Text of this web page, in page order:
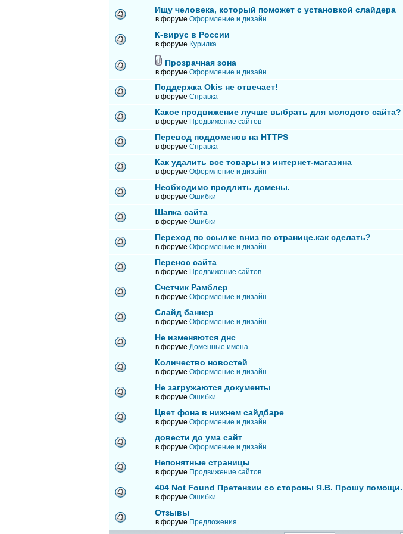
Ищу человека, который поможет с установкой слайдера
в форуме Оформление и дизайн
К-вирус в России
в форуме Курилка
Прозрачная зона
в форуме Оформление и дизайн
Поддержка Okis не отвечает!
в форуме Справка
Какое продвижение лучше выбрать для молодого сайта?
в форуме Продвижение сайтов
Перевод поддоменов на HTTPS
в форуме Справка
Как удалить все товары из интернет-магазина
в форуме Оформление и дизайн
Необходимо продлить домены.
в форуме Ошибки
Шапка сайта
в форуме Ошибки
Переход по ссылке вниз по странице.как сделать?
в форуме Оформление и дизайн
Перенос сайта
в форуме Продвижение сайтов
Счетчик Рамблер
в форуме Оформление и дизайн
Слайд баннер
в форуме Оформление и дизайн
Не изменяются днс
в форуме Доменные имена
Количество новостей
в форуме Оформление и дизайн
Не загружаются документы
в форуме Ошибки
Цвет фона в нижнем сайдбаре
в форуме Оформление и дизайн
довести до ума сайт
в форуме Оформление и дизайн
Непонятные страницы
в форуме Продвижение сайтов
404 Not Found Претензии со стороны Я.В. Прошу помощи.
в форуме Ошибки
Отзывы
в форуме Предложения